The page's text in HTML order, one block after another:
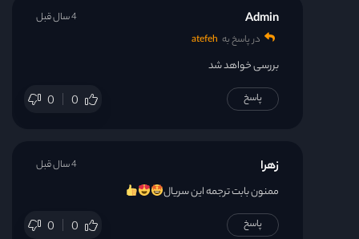
Admin
در پاسخ به atefeh
بررسی خواهد شد
0 0
4 سال قبل
پاسخ
زهرا
ممنون بابت ترجمه این سریال
0 0
4 سال قبل
پاسخ